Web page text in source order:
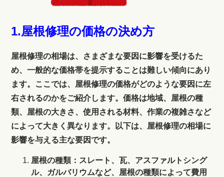
1.屋根修理の価格の決め方
屋根修理の相場は、さまざまな要因に影響を受けるた
め、一般的な価格帯を提示することは難しい傾向にあり
ます。ここでは、屋根修理の価格がどのような要因に左
右されるのかをご紹介します。価格は地域、屋根の種
類、屋根の大きさ、使用される材料、作業の複雑さなど
によって大きく異なります。以下は、屋根修理の相場に
影響を与える主な要因です。
屋根の種類：スレート、瓦、アスファルトシング
ル、ガルバリウムなど、屋根の種類によって費用